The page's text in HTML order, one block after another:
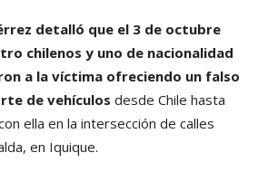
detalló que el 3 de octubre
chilenos y uno de nacionalidad
a la víctima ofreciendo un falso
de vehículos desde Chile hasta
ella en la intersección de calles
en Iquique.